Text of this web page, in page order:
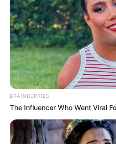
inspiran a las nuevas
fortalecer el sentido de
del folclor caribeño”.
Asimismo, señaló que, para
segura e inolvidable tanto
visitantes, se ha diseñado y
comunidad un plan de
la Fuerza Pública.
Le puede interesar:Proponen
Gabo entre Cartagena y
BRAINBERRIES
The Influencer Who Went Viral